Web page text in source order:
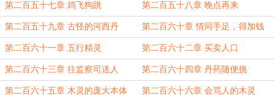
第二百五十七章 鸡飞狗跳 第二百五十八章 晚点再来
第二百五十九章 古怪的河西丹 第二百六十章 情同手足，得加钱
第二百六十一章 五行精灵 第二百六十二章 买卖人口
第二百六十三章 往监察司送人 第二百六十四章 丹药随便挑
第二百六十五章 木灵的庞大本体 第二百六十六章 会骂人的木灵